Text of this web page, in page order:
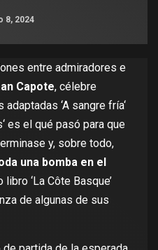
8, 2024
entre admiradores e
Capote, célebre
‘A sangre fría‘
‘ es el qué pasó para que
y, sobre todo,
una bomba en el
libro ‘La Côte Basque’
de algunas de sus